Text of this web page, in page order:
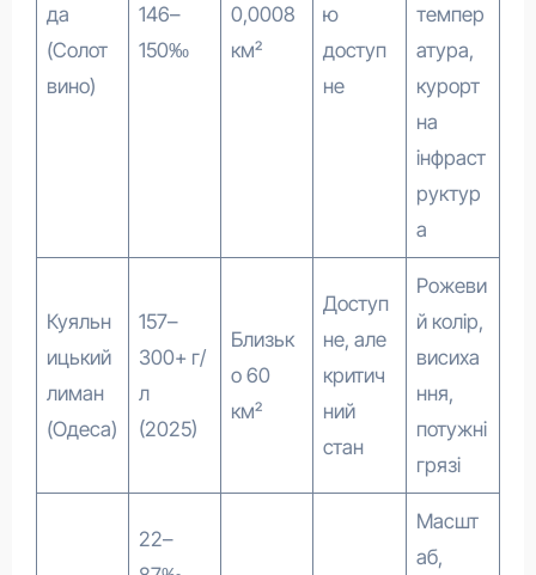
да
(Солот
вино)
146–
150‰
0,0008
км²
ю
доступ
не
темпер
атура,
курорт
на
інфраст
руктур
а
Куяльн
ицький
лиман
(Одеса)
157–
300+ г/
л
(2025)
Близьк
о 60
км²
Доступ
не, але
критич
ний
стан
Рожеви
й колір,
висиха
ння,
потужні
грязі
22–
Масшт
аб,